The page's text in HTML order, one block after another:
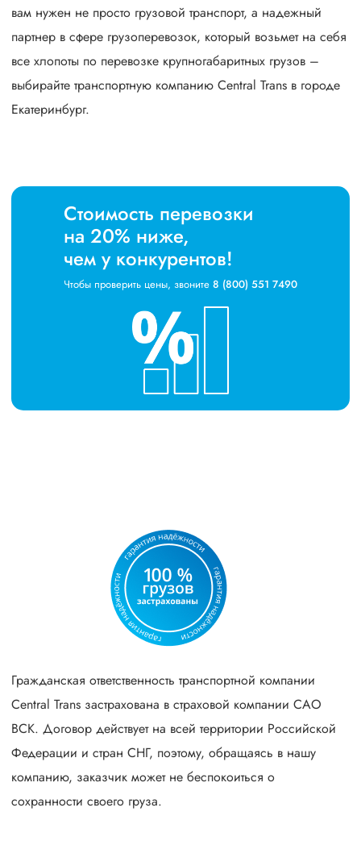
вам нужен не просто грузовой транспорт, а надежный
партнер в сфере грузоперевозок, который возьмет на себя
все хлопоты по перевозке крупногабаритных грузов –
выбирайте транспортную компанию Central Trans в городе
Екатеринбург.
Стоимость перевозки
на 20% ниже,
чем у конкурентов!
Чтобы проверить цены, звоните 8 (800) 551 7490
Гражданская ответственность транспортной компании
Central Trans застрахована в страховой компании САО
ВСК. Договор действует на всей территории Российской
Федерации и стран СНГ, поэтому, обращаясь в нашу
компанию, заказчик может не беспокоиться о
сохранности своего груза.